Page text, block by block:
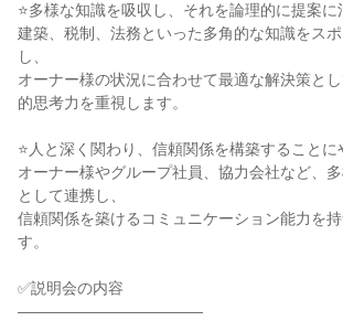
⭐多様な知識を吸収し、それを論理的に提案に
建築、税制、法務といった多角的な知識をス
し、
オーナー様の状況に合わせて最適な解決策と
的思考力を重視します。
⭐人と深く関わり、信頼関係を構築すること
オーナー様やグループ社員、協力会社など、
として連携し、
信頼関係を築けるコミュニケーション能力を
す。
✅説明会の内容
――――――――――――